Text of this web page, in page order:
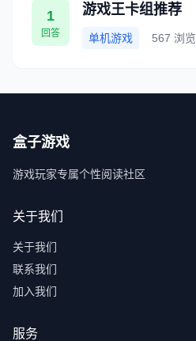
1
回答
游戏王卡组推荐
单机游戏 567 浏览
盒子游戏
游戏玩家专属个性阅读社区
关于我们
关于我们
联系我们
加入我们
服务